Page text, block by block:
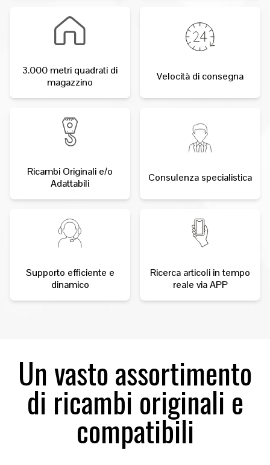
3.000 metri quadrati di
magazzino
Velocità di consegna
Ricambi Originali e/o
Adattabili
Consulenza specialistica
Supporto efficiente e
dinamico
Ricerca articoli in tempo
reale via APP
Un vasto assortimento
di ricambi originali e
compatibili